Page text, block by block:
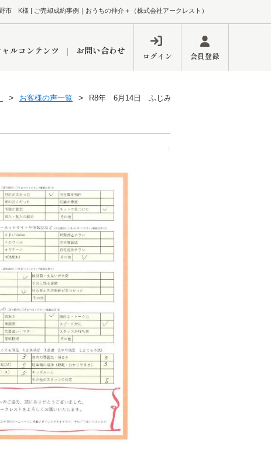
K様 | ご売却成約事例｜おうちの仲介＋（株式会社アークレスト）
するメリット
西東京市
市 練馬区
東久留米営業所
ルコンテンツ お問い合わせ ログイン 会員登録
お客様の声一覧 R8年 6月14日 ふじみ野市 K様